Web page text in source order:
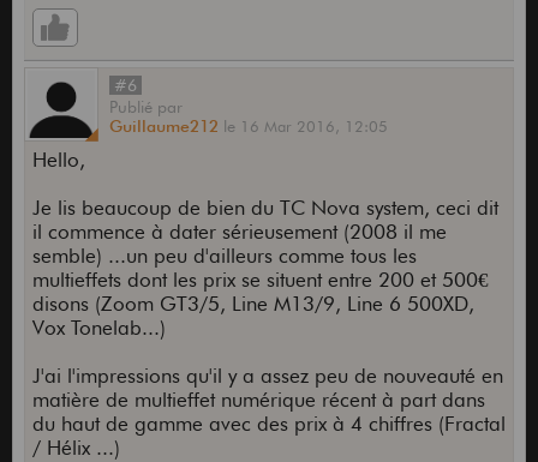
#6
Publié par
Guillaume212 le 16 Mar 2016, 12:05
Hello,
Je lis beaucoup de bien du TC Nova system, ceci dit
il commence à dater sérieusement (2008 il me
semble) ...un peu d'ailleurs comme tous les
multieffets dont les prix se situent entre 200 et 500€
disons (Zoom GT3/5, Line M13/9, Line 6 500XD,
Vox Tonelab...)
J'ai l'impressions qu'il y a assez peu de nouveauté en
matière de multieffet numérique récent à part dans
du haut de gamme avec des prix à 4 chiffres (Fractal
/ Hélix ...)